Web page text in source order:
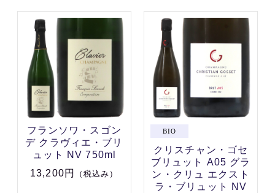
フランソワ・スゴン
デ クラヴィエ・ブリ
ュット NV 750ml
13,200円
（税込み）
クリスチャン・ゴセ
ブリュット A05 グラ
ン・クリュ エクスト
ラ・ブリュット NV